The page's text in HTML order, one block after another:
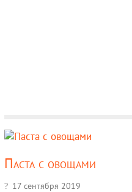
Паста с овощами
17 сентября 2019